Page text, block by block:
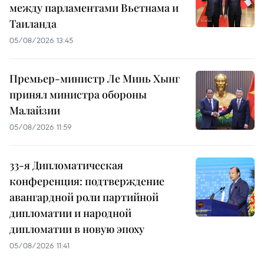
между парламентами Вьетнама и
Таиланда
05/08/2026 13:45
Премьер-министр Ле Минь Хынг
принял министра обороны
Малайзии
05/08/2026 11:59
33-я Дипломатическая
конференция: подтверждение
авангардной роли партийной
дипломатии и народной
дипломатии в новую эпоху
05/08/2026 11:41